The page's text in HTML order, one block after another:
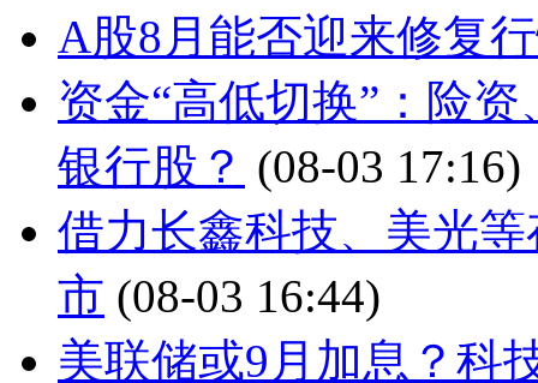
A股8月能否迎来修复
资金“高低切换”：险
银行股？ (08-03 17:16)
借力长鑫科技、美光
市 (08-03 16:44)
美联储或9月加息？科